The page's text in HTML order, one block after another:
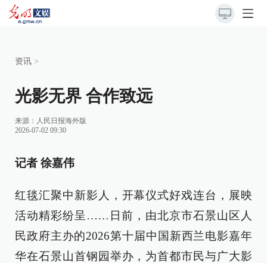
资讯 >
光影无界 合作致远
来源： 人民日报海外版
2026-07-02 09:30
记者 徐嘉伟
红毯汇聚中新影人，开幕仪式好戏连台，展映
活动精彩纷呈……日前，由北京市石景山区人
民政府主办的2026第十届中国新西兰电影嘉年
华在石景山首钢园举办，为首都市民与广大影